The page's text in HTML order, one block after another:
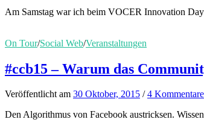
Am Samstag war ich beim VOCER Innovation
On Tour/Social Web/Veranstaltungen
#ccb15 – Warum das
Veröffentlichtam 30 Oktober, 2015 /4 Kommentare
Den Algorithmus von Facebook austricksen.